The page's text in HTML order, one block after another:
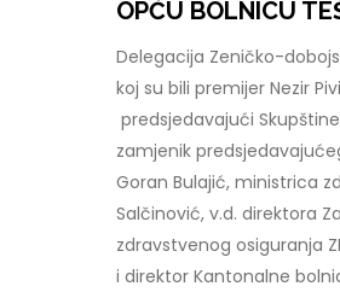
OPĆU BOLNICU
Delegacija Zeničko-
koj su bili premijer Nezir
predsjedavajući
zamjenik
Goran Bulajić, ministrica
Salčinović, v.d. direktora
zdravstvenog osiguranja
i direktor Kantonalne